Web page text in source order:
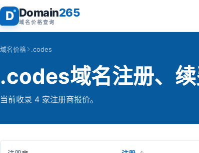
D Domain265
域名价格查询
域名价格 .codes
.codes域名注册、
当前收录 4 家注册商报价。